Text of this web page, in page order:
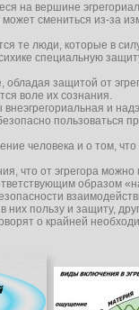
на вершине
смениться из-за
те люди, которые в
специальную
защитой от
воле их сознания.
и
пользоваться
человека и о том,
что от эгрегора можно
образом
пользу и защиту,
о крайней